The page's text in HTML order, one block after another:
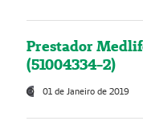
Prestador
(51004334-2)
01 de Janeiro de 2019